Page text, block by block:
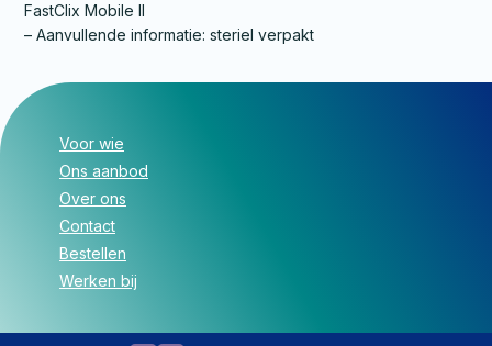
FastClix Mobile II
– Aanvullende informatie: steriel verpakt
Voor wie
Ons aanbod
Over ons
Contact
Bestellen
Werken bij